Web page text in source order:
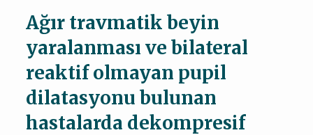
Ağır travmatik beyin
yaralanması ve bilateral
reaktif olmayan pupil
dilatasyonu bulunan
hastalarda dekompresif